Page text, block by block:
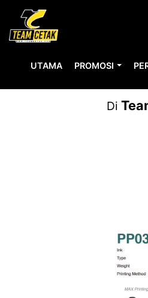
UTAMA PROMOSI
Di